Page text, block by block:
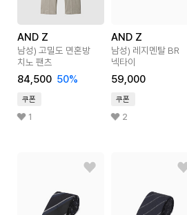
AND Z
남성) 고밀도 면혼방
치노 팬츠
84,500 50%
쿠폰
1
AND Z
남성) 레지멘탈 BR
넥타이
59,000
쿠폰
2